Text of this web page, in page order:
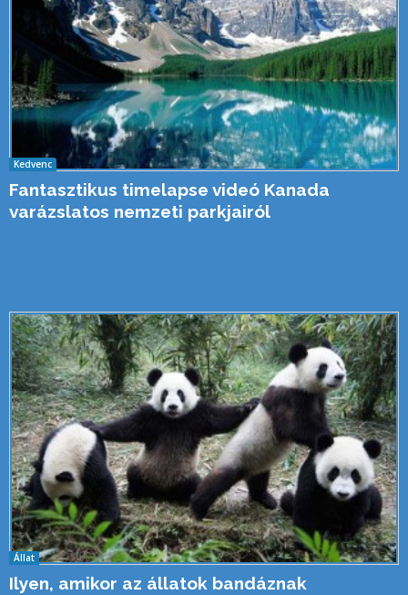
Kedvenc
Fantasztikus timelapse videó Kanada
varázslatos nemzeti parkjairól
Állat
Ilyen, amikor az állatok bandáznak